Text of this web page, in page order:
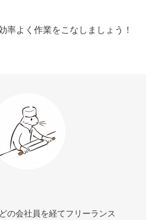
率よく作業をこなしましょう！
の会社員を経てフリーランス